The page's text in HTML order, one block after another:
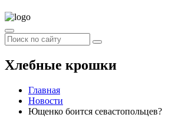
Хлебные крошки
Главная
Новости
Ющенко боится севастопольцев?